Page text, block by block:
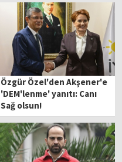
Özgür Özel'den Akşener'e
'DEM'lenme' yanıtı: Canı
Sağ olsun!